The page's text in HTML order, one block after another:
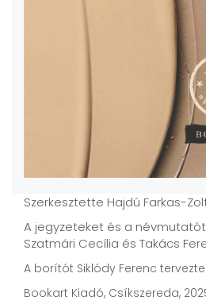
Szerkesztette Hajdú Farkas-
A jegyzeteket és a
Szatmári Cecília és Takács
A borítót Siklódy Ferenc tervezte
Bookart Kiadó, Csíkszereda,